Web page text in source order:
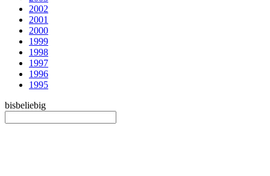
2002
2001
2000
1999
1998
1997
1996
1995
bisbeliebig